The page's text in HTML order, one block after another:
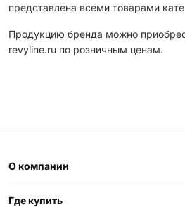
представлена всеми товарами
Продукцию бренда можно
revyline.ru по розничным ценам.
О компании
Где купить